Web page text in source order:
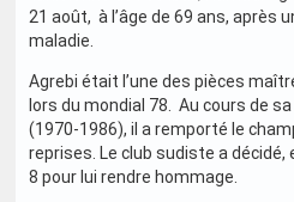
21 août, à l’âge de 69 ans, après
maladie.
Agrebi était l’une des pièces
lors du mondial 78. Au cours de
(1970-1986), il a remporté le
reprises. Le club sudiste a décidé,
8 pour lui rendre hommage.